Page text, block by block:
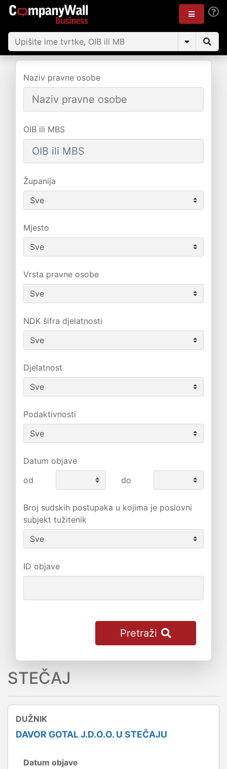
Naziv pravne osobe
OIB ili MBS
Županija
Mjesto
Vrsta pravne osobe
NDK šifra djelatnosti
Djelatnost
Podaktivnosti
Datum objave
od
do
Broj sudskih postupaka u kojima je poslovni
subjekt tužitenik
ID objave
Pretraži
STEČAJ
DUŽNIK
DAVOR GOTAL J.D.O.O. U STEČAJU
Datum objave